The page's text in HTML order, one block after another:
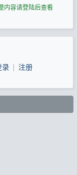
内容请登陆后查看
录 | 注册